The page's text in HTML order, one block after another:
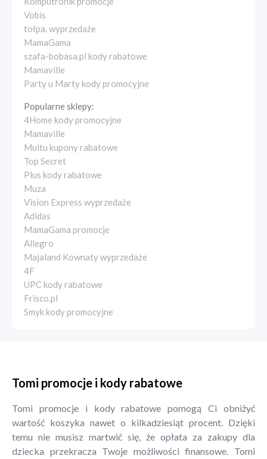
Vobis
tołpa. wyprzedaże
MamaGama
szafa-bobasa.pl kody rabatowe
Mamaville
Party u Marty kody promocyjne
Popularne sklepy:
4Home kody promocyjne
Mamaville
Multu kupony rabatowe
Top Secret
Plus kody rabatowe
Muza
Vision Express wyprzedaże
Adidas
MamaGama promocje
Allegro
Majaland Kownaty wyprzedaże
4F
UPC kody rabatowe
Frisco.pl
Smyk kody promocyjne
Tomi promocje i kody rabatowe
Tomi promocje i kody rabatowe pomogą Ci obniżyć
wartość koszyka nawet o kilkadziesiąt procent. Dzięki
temu nie musisz martwić się, że opłata za zakupy dla
dziecka przekracza Twoje możliwości finansowe. Tomi